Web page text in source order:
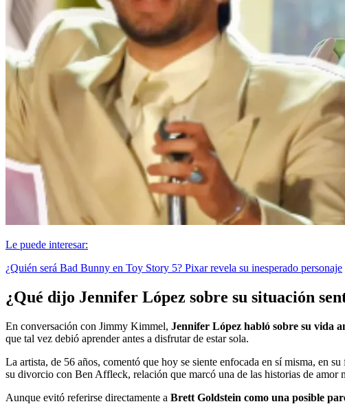
Le puede interesar:
¿Quién será Bad Bunny en Toy Story 5? Pixar revela su inesperado personaje
¿Qué dijo Jennifer López sobre su situación
En conversación con Jimmy Kimmel, Jennifer López habló sobre su vida
que tal vez debió aprender antes a disfrutar de estar sola.
La artista, de 56 años, comentó que hoy se siente enfocada en sí misma, en
su divorcio con Ben Affleck, relación que marcó una de las historias de amor
Aunque evitó referirse directamente a Brett Goldstein como una posible